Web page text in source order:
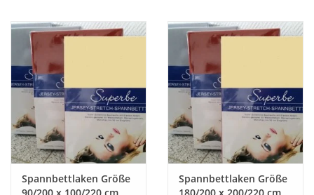
Spannbettlaken Größe
Spannbettlaken Größe